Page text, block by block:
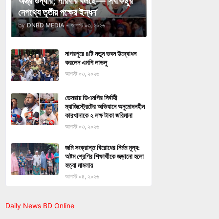
নেপথ্যে তৃতীয় পক্ষের ইন্ধন’
by DNBD MEDIA - আগস্ট ০৩, ২০২৬
নাগরপুরে ৪টি নতুন ভবন উদ্বোধন
করলেন এমপি লাভলু
আগস্ট ০৩, ২০২৬
ডেমরায় ডিএমপির নির্বাহী
ম্যাজিস্ট্রেটের অভিযানে অনুমোদনহীন
কারখানাকে ২ লক্ষ টাকা জরিমানা
আগস্ট ০৩, ২০২৬
জমি সংক্রান্ত বিরোধের নির্মম মূল্য:
অষ্টম শ্রেণির শিক্ষার্থীকে জড়ানো হলো
হত্যা মামলায়
আগস্ট ০৪, ২০২৬
Daily News BD Online